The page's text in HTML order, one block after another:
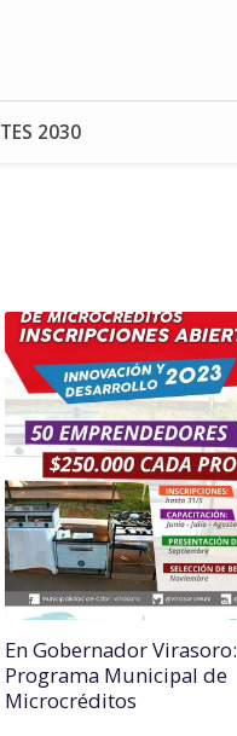
2030
En Gobernador Virasoro:
Programa Municipal de
Microcréditos